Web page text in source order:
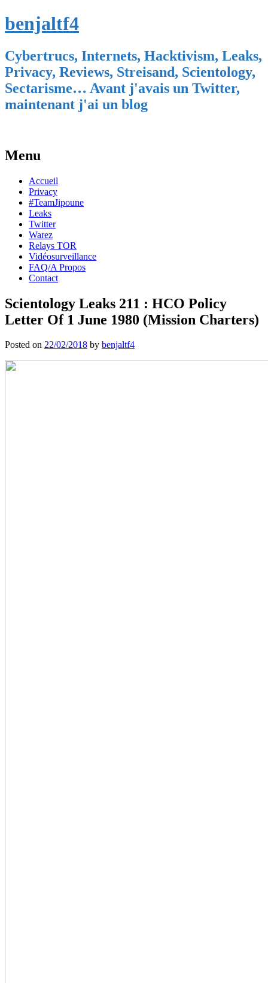
benjaltf4
Cybertrucs, Internets, Hacktivism, Leaks,
Privacy, Reviews, Streisand, Scientology,
Sectarisme… Avant j'avais un Twitter,
maintenant j'ai un blog
Menu
Skip
content
Accueil
Privacy
#TeamJipoune
Leaks
Twitter
Warez
Relays TOR
Vidéosurveillance
FAQ/A Propos
Contact
Scientology Leaks 211 : HCO Policy
Letter Of 1 June 1980 (Mission Charters)
Posted on 22/02/2018 by benjaltf4